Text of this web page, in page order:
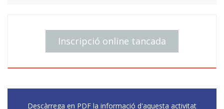
15:30–16:15 | Sessió teòrica:
Tema: Simetria i acústica
- Com afecta la forma a la vibració?
- Pèrdua de simetria i modes nous
16:15–18:30 | Sessió experimental:
Experiència 2: Mesura de plaques amb forma de
Inscripció online tancada
Descàrrega en PDF la informació d'aquesta activitat